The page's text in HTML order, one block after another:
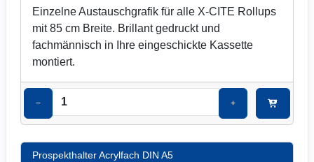
Einzelne Austauschgrafik für alle X-CITE Rollups
mit 85 cm Breite. Brillant gedruckt und
fachmännisch in Ihre eingeschickte Kassette
montiert.
− +
Prospekthalter Acrylfach DIN A5